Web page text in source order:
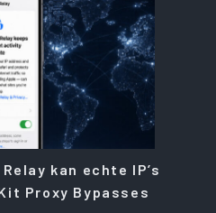
kan echte IP’s
Proxy Bypasses